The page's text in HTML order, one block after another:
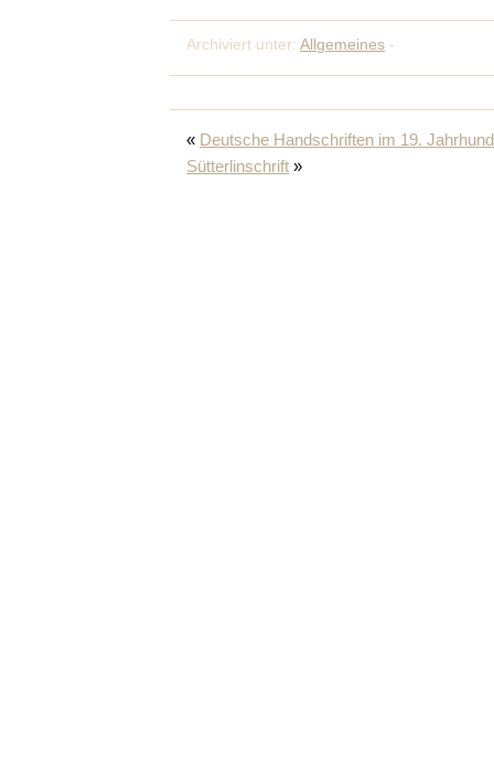
Archiviert unter: Allgemeines -
« Deutsche Handschriften im 19.
Sütterlinschrift »